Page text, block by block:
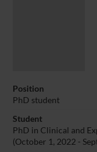
Position
PhD student
Student
PhD in Clinical and
(October 1, 2022 -